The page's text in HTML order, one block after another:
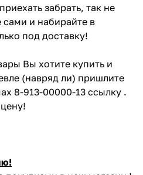
забрать, так не
и набирайте в
под доставку!
Вы хотите купить и
(навряд ли) пришлите
8-913-00000-13 ссылку .